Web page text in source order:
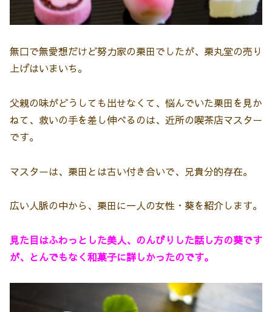
無口で無愛想だけど努力家の栗田でしたが、栗丸堂の売り
上げはいまいち。
父親の味がどうしても出せなくて、悩んでいた栗田を見か
ねて、救いの手を差し伸べるのは、近所の喫茶店マスター
です。
マスターは、栗田とは古い付き合いで、兄貴分的存在。
広い人脈の中から、栗田に一人の女性・葵を紹介します。
見た目はふわっとした美人、のんびりした話し方の葵です
が、とんでもなく和菓子に詳しかったのです。